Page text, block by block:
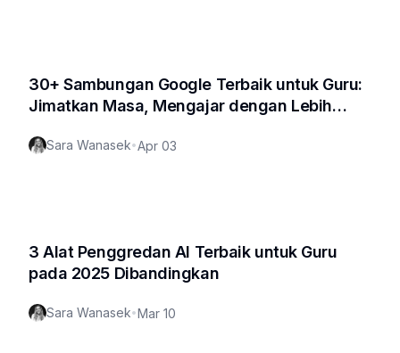
30+ Sambungan Google Terbaik untuk Guru:
Jimatkan Masa, Mengajar dengan Lebih
Sara Wanasek•Apr 03
3 Alat Penggredan AI Terbaik untuk Guru
pada 2025 Dibandingkan
Sara Wanasek•Mar 10